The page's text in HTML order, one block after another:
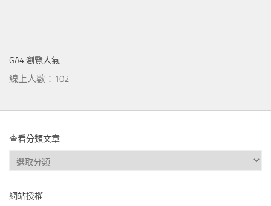
GA4 瀏覽人氣
線上人數：102
查看分類文章
查
看
類
網站授權